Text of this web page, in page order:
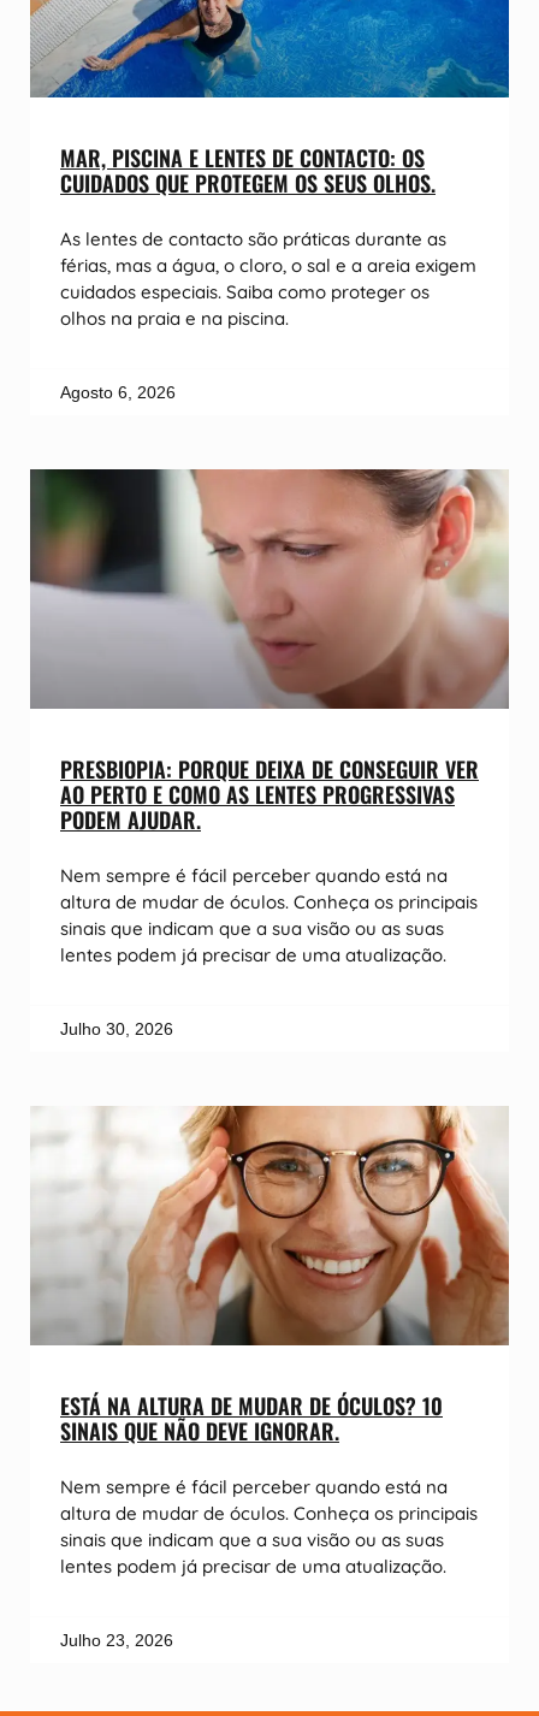
MAR, PISCINA E LENTES DE CONTACTO: OS
CUIDADOS QUE PROTEGEM OS SEUS OLHOS.
As lentes de contacto são práticas durante as
férias, mas a água, o cloro, o sal e a areia exigem
cuidados especiais. Saiba como proteger os
olhos na praia e na piscina.
Agosto 6, 2026
PRESBIOPIA: PORQUE DEIXA DE CONSEGUIR VER
AO PERTO E COMO AS LENTES PROGRESSIVAS
PODEM AJUDAR.
Nem sempre é fácil perceber quando está na
altura de mudar de óculos. Conheça os principais
sinais que indicam que a sua visão ou as suas
lentes podem já precisar de uma atualização.
Julho 30, 2026
ESTÁ NA ALTURA DE MUDAR DE ÓCULOS? 10
SINAIS QUE NÃO DEVE IGNORAR.
Nem sempre é fácil perceber quando está na
altura de mudar de óculos. Conheça os principais
sinais que indicam que a sua visão ou as suas
lentes podem já precisar de uma atualização.
Julho 23, 2026